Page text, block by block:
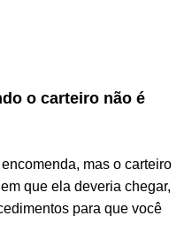
o carteiro não é
mas o carteiro
que ela deveria chegar,
para que você